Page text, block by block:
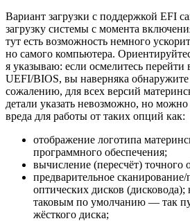
Вариант загрузки с поддержкой EFI
загрузку системы с момента
тут есть возможность немного
но самого компьютера.
я указываю: если осмелитесь
UEFI/BIOS, вы наверняка
сожалению, для всех версий
детали указать невозможно, но можно
вреда для работы от таких опций как:
отображение логотипа
программного обеспечения;
вычисление (пересчёт) точного
предварительное
оптических дисков (дисковода);
таковым по умолчанию — так
жёсткого диска;